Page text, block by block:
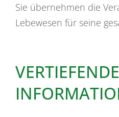
Sie übernehmen die
Lebewesen für seine
VERTIEFENDE